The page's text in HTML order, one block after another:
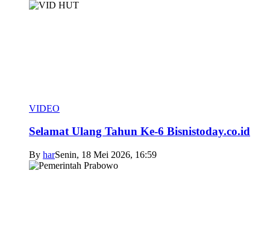
VIDEO
Selamat Ulang Tahun Ke-6 Bisnistoday.co.id
By harSenin, 18 Mei 2026, 16:59